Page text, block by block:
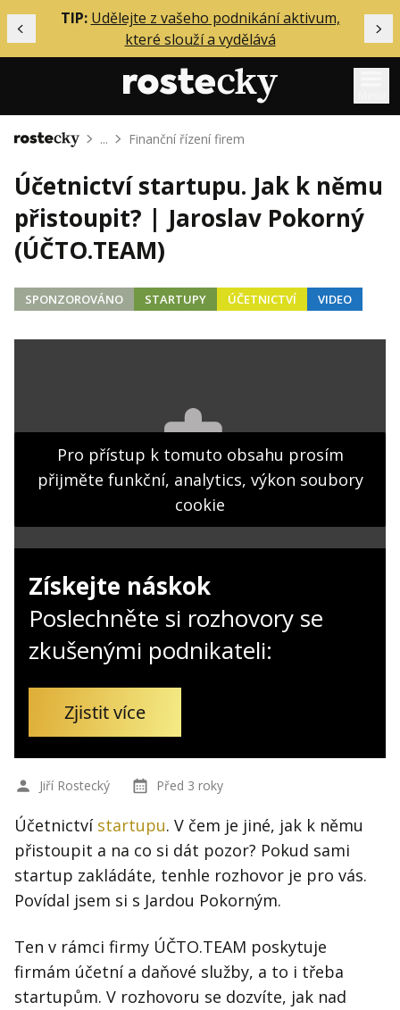
Předchozí
TIP: Udělejte z vašeho podnikání aktivum,
které slouží a vydělává
Mentoring
Podcasty
Solo
Akce
O mně
Obchodní podmínky
Hledaná fráze Hledat
Domů ... Finanční řízení firem
Účetnictví startupu. Jak k němu
přistoupit? | Jaroslav Pokorný
(ÚČTO.TEAM)
SPONZOROVÁNO STARTUPY ÚČETNICTVÍ VIDEO
Pro přístup k tomuto obsahu prosím
přijměte funkční, analytics, výkon soubory
cookie
Získejte náskok
Poslechněte si rozhovory se
zkušenými podnikateli:
Zjistit více
Jiří Rostecký Před 3 roky
Účetnictví startupu. V čem je jiné, jak k němu
přistoupit a na co si dát pozor? Pokud sami
startup zakládáte, tenhle rozhovor je pro vás.
Povídal jsem si s Jardou Pokorným.
Ten v rámci firmy ÚČTO.TEAM poskytuje
firmám účetní a daňové služby, a to i třeba
startupům. V rozhovoru se dozvíte, jak nad